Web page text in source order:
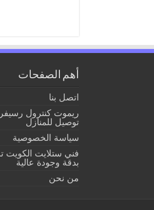
أهم الصفحات
اتصل بنا
ريموت كنترول
توصيل للمنازل
سياسة الخصوصية
فني ستلايت الكويت
بدقة وجودة عالية
من نحن